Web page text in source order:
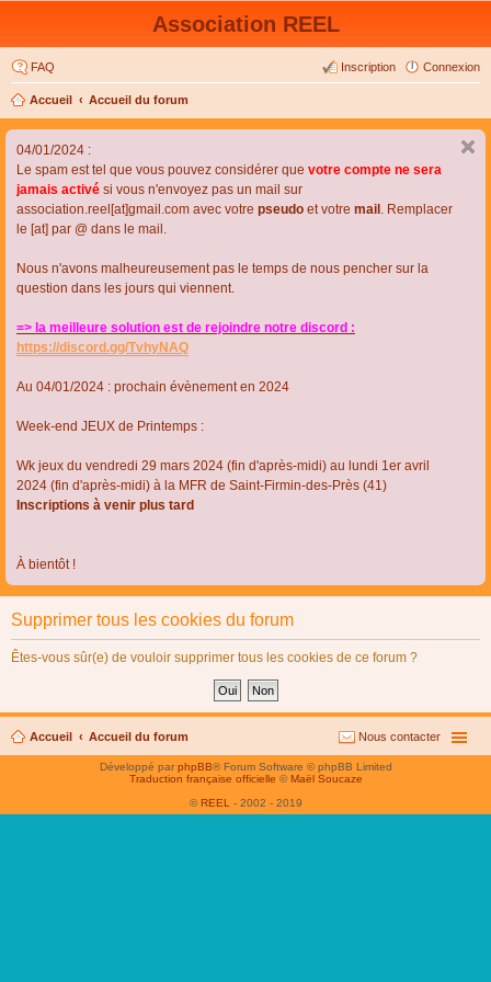
Association REEL
FAQ Connexion
Inscription
Accueil Accueil du forum
04/01/2024 :
Le spam est tel que vous pouvez considérer que votre compte ne sera
jamais activé si vous n'envoyez pas un mail sur
association.reel[at]gmail.com avec votre pseudo et votre mail . Remplacer
le [at] par @ dans le mail.
Nous n'avons malheureusement pas le temps de nous pencher sur la
question dans les jours qui viennent.
=> la meilleure solution est de rejoindre notre discord :
https://discord.gg/TvhyNAQ
Au 04/01/2024 : prochain évènement en 2024
Week-end JEUX de Printemps :
Wk jeux du vendredi 29 mars 2024 (fin d'après-midi) au lundi 1er avril
2024 (fin d'après-midi) à la MFR de Saint-Firmin-des-Près (41)
Inscriptions à venir plus tard
À bientôt !
Supprimer tous les cookies du forum
Êtes-vous sûr(e) de vouloir supprimer tous les cookies de ce forum ?
Accueil Accueil du forum Nous contacter
Développé parphpBB® Forum Software © phpBB Limited
Traduction française officielle © Maël Soucaze
© REEL - 2002 - 2019